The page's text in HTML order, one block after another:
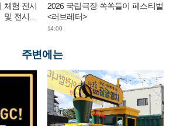
체험 전시
및 전시
2026 국립극장 쏙쏙들이 페스티벌
<러브레터>
14:00
주변에는